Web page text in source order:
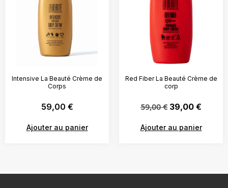
Intensive La Beauté Crème de
Corps
59,00 €
Ajouter au panier
Red Fiber La Beauté Crème de
corp
59,00€ 39,00 €
Ajouter au panier